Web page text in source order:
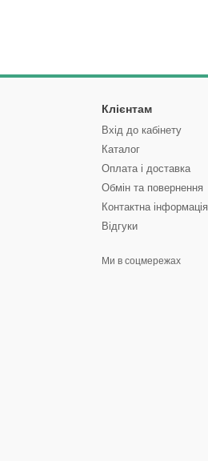
Клієнтам
Вхід до кабінету
Каталог
Оплата і доставка
Обмін та повернення
Контактна інформація
Відгуки
Ми в соцмережах